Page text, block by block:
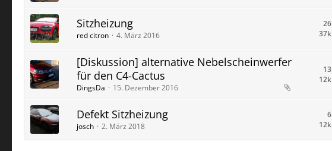
Sitzheizung
red citron 4. März 2016
26
37k
[Diskussion] alternative Nebelscheinwerfer
für den C4-Cactus
DingsDa 15. Dezember 2016
13
12k
Defekt Sitzheizung
josch 2. März 2018
6
12k